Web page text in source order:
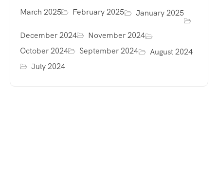
March 2025 February 2025 January 2025
December 2024
November 2024
October 2024
September 2024
August 2024
July 2024